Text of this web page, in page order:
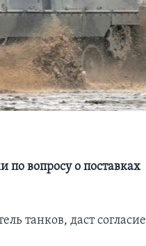
вопросу о поставках
танков, даст согласие